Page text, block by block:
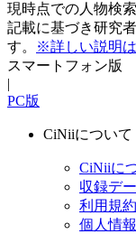
現時点での人物検
記載に基づき研究
す。
※詳しい説明
スマートフォン版
|
PC版
CiNiiについて
CiNiiに
収録デ
利用規
個人情